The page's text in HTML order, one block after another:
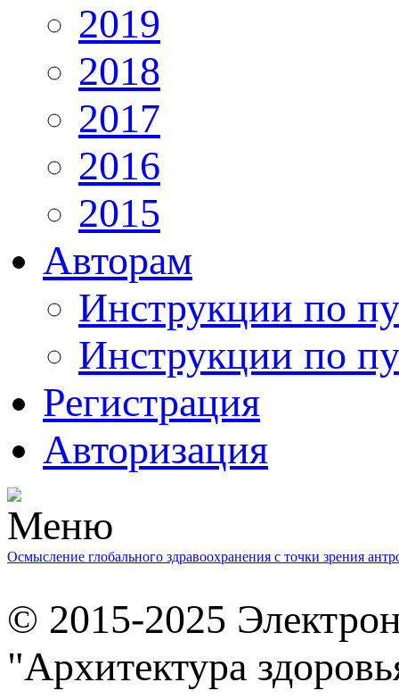
2019
2018
2017
2016
2015
Авторам
Инструкции по
Инструкции по
Регистрация
Авторизация
Осмысление глобального здравоохранения с точки зрения
© 2015-2025
"Архитектура